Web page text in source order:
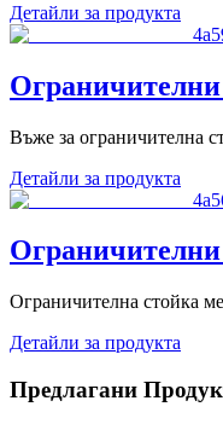
Детайли за продукта
Въже за ограничителна
Детайли за продукта
Ограничителна стойка
Детайли за продукта
Предлагани